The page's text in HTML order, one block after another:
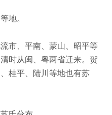
地。
市、平南、蒙山、昭平等
时从闽、粤两省迁来。贺
桂平、陆川等地也有苏